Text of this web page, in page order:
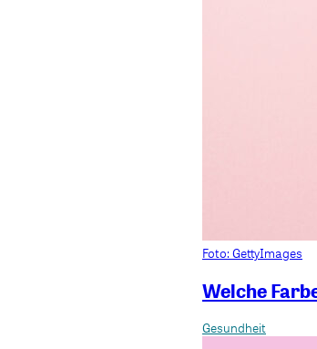
Foto: GettyImages
Welche
Gesundheit